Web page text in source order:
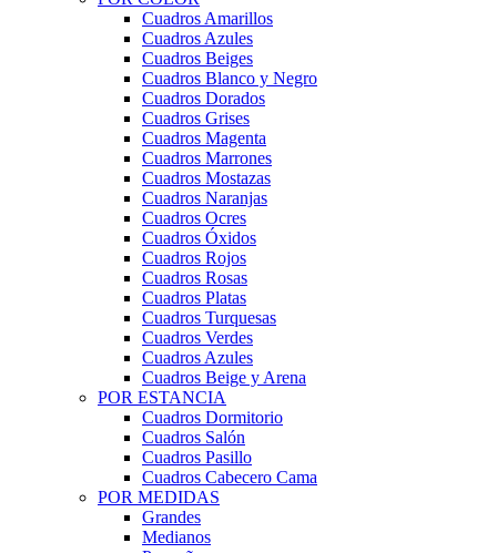
Cuadros Amarillos
Cuadros Azules
Cuadros Beiges
Cuadros Blanco y Negro
Cuadros Dorados
Cuadros Grises
Cuadros Magenta
Cuadros Marrones
Cuadros Mostazas
Cuadros Naranjas
Cuadros Ocres
Cuadros Óxidos
Cuadros Rojos
Cuadros Rosas
Cuadros Platas
Cuadros Turquesas
Cuadros Verdes
Cuadros Azules
Cuadros Beige y Arena
POR ESTANCIA
Cuadros Dormitorio
Cuadros Salón
Cuadros Pasillo
Cuadros Cabecero Cama
POR MEDIDAS
Grandes
Medianos